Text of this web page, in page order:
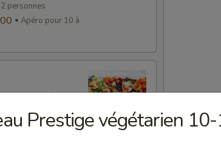
personnes
Apéro pour 10 à
noix grillées,
en carton
Prestige végétarien